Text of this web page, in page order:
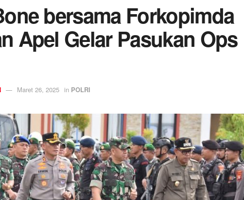
bersama Forkopimda
Apel Gelar Pasukan Ops
Maret 26, 2025 in POLRI